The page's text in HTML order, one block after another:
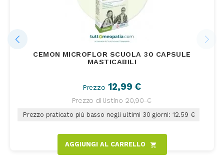
CEMON MICROFLOR SCUOLA 30 CAPSULE
MASTICABILI
Prezzo 12,99 €
Prezzo di listino 20,90 €
Prezzo praticato più basso negli ultimi 30 giorni: 12.59 €
AGGIUNGI AL CARRELLO shopping_cart